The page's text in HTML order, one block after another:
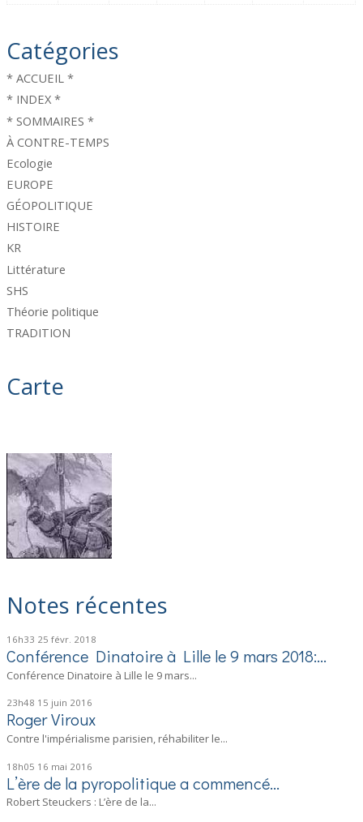
Catégories
* ACCUEIL *
* INDEX *
* SOMMAIRES *
À CONTRE-TEMPS
Ecologie
EUROPE
GÉOPOLITIQUE
HISTOIRE
KR
Littérature
SHS
Théorie politique
TRADITION
Carte
Notes récentes
16h33 25 févr. 2018
Conférence Dinatoire à Lille le 9 mars 2018:...
Conférence Dinatoire à Lille le 9 mars...
23h48 15 juin 2016
Roger Viroux
Contre l'impérialisme parisien, réhabiliter le...
18h05 16 mai 2016
L’ère de la pyropolitique a commencé…
Robert Steuckers : L’ère de la...